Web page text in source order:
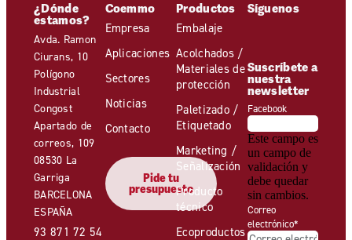
¿Dónde
estamos?
Avda. Ramon
Ciurans, 10
Polígono
Industrial
Congost
Apartado de
correos, 109
08530 La
Garriga
BARCELONA
ESPAÑA
93 871 72 54
Coemmo
Empresa
Aplicaciones
Sectores
Noticias
Contacto
Pide tu
presupuesto
Productos
Embalaje
Acolchados /
Materiales de
protección
Paletizado /
Etiquetado
Marketing /
Señalización
Producto
técnico
Ecoproductos
Síguenos
Suscríbete a
nuestra
newsletter
Facebook
Este campo es
un campo de
validación y
debe quedar
sin cambios.
Correo
electrónico*